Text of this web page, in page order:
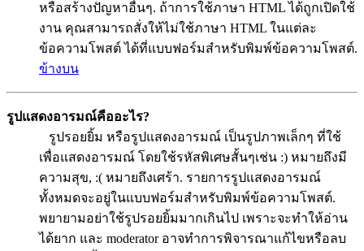
หรือสร้างปัญหาอื่นๆ. ถ้าการใช้ภาษา HTML ได้ถูกเปิดใช้
งาน คุณสามารถสั่งให้ไม่ใช้ภาษา HTML ในแต่ละ
ข้อความโพสต์ ได้ที่แบบฟอร์มสำหรับพิมพ์ข้อความโพสต์.
ข้างบน
รูปแสดงอารมณ์คืออะไร?
รูปรอยยิ้ม หรือรูปแสดงอารมณ์ เป็นรูปภาพเล็กๆ ที่ใช้
เพื่อแสดงอารมณ์ โดยใช้รหัสพิเศษสั้นๆเช่น :) หมายถึงมี
ความสุข, :( หมายถึงเศร้า. รายการรูปแสดงอารมณ์
ทั้งหมดจะอยู่ในแบบฟอร์มสำหรับพิมพ์ข้อความโพสต์.
พยายามอย่าใช้รูปรอยยิ้มมากเกินไป เพราะจะทำให้อ่าน
ได้ยาก และ moderator อาจทำการพิจารณาแก้ไขหรือลบ